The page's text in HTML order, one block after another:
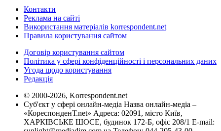
Контакти
Реклама на сайті
Використання матеріалів korrespondent.net
Правила користування сайтом
Договір користування сайтом
Політика у сфері конфіденційності і персональних даних
Угода щодо користування
Редакція
© 2000-2026, Korrespondent.net
Суб'єкт у сфері онлайн-медіа Назва онлайн-медіа –
«КореспонденТ.net» Адреса: 02091, місто Київ,
ХАРКІВСЬКЕ ШОСЕ, будинок 172-Б, офіс 208/1 E-mail: